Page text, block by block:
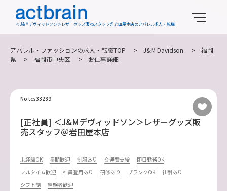
＜J&Mデヴィッドソン＞レザーグッズ販売スタッフ＠岩田屋本店のアパレル求人・転職
アパレル・ファッションの求人・転職TOP > J&M Davidson > 福岡
県 > 福岡市中央区 > お仕事詳細
No.tcs33289
[正社員] ＜J&Mデヴィッドソン＞レザーグッズ販
売スタッフ＠岩田屋本店
未経験OK 長期歓迎 制服あり 交通費支給
即日勤務OK
フルタイム歓迎
社員登用あり 研修あり ブランクOK
社割あり
シフト制
経験者歓迎